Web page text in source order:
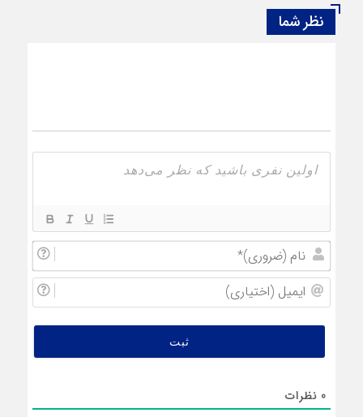
نظر شما
0 نظرات